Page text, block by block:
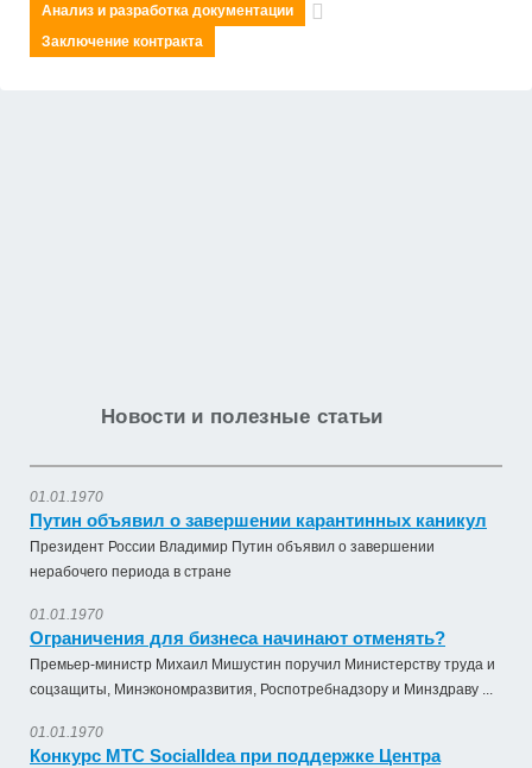
Анализ и разработка документации
Заключение контракта
Новости и полезные статьи
01.01.1970
Путин объявил о завершении карантинных каникул
Президент России Владимир Путин объявил о завершении
нерабочего периода в стране
01.01.1970
Ограничения для бизнеса начинают отменять?
Премьер-министр Михаил Мишустин поручил Министерству труда и
соцзащиты, Минэкономразвития, Роспотребнадзору и Минздраву ...
01.01.1970
Конкурс МТС SocialIdea при поддержке Центра